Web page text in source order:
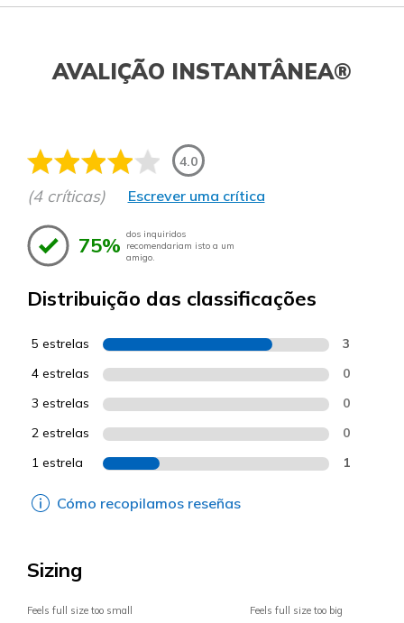
AVALIÇÃO INSTANTÂNEA®
4.0
(4 críticas) Escrever uma crítica
75% dos inquiridos
recomendariam isto a um
amigo.
Distribuição das classificações
5 estrelas 3
4 estrelas 0
3 estrelas 0
2 estrelas 0
1 estrela 1
Cómo recopilamos reseñas
Sizing
Feels full size too small Feels full size too big